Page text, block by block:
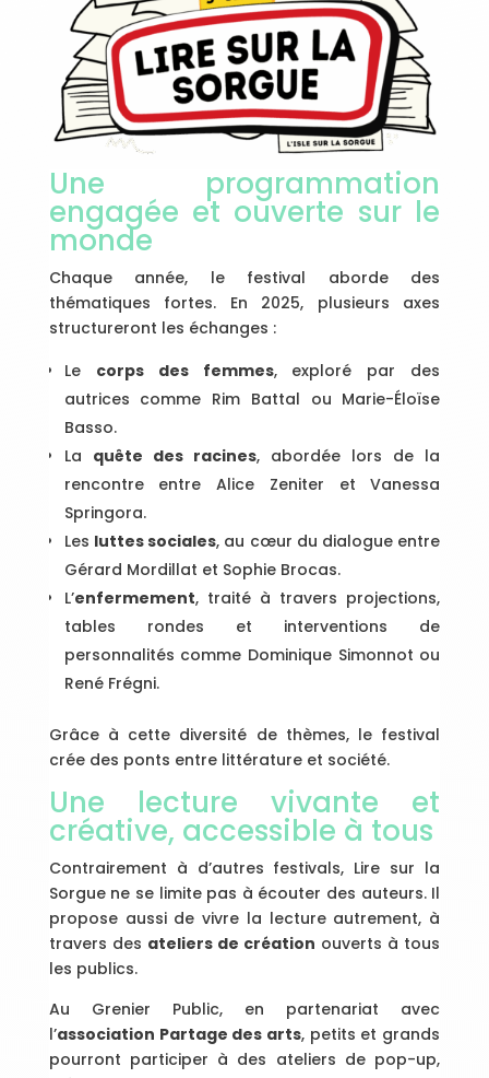
Une programmation
engagée et ouverte sur le
monde
Chaque année, le festival aborde des
thématiques fortes. En 2025, plusieurs axes
structureront les échanges :
Le corps des femmes, exploré par des
autrices comme Rim Battal ou Marie-Éloïse
Basso.
La quête des racines, abordée lors de la
rencontre entre Alice Zeniter et Vanessa
Springora.
Les luttes sociales, au cœur du dialogue entre
Gérard Mordillat et Sophie Brocas.
L’enfermement, traité à travers projections,
tables rondes et interventions de
personnalités comme Dominique Simonnot ou
René Frégni.
Grâce à cette diversité de thèmes, le festival
crée des ponts entre littérature et société.
Une lecture vivante et
créative, accessible à tous
Contrairement à d’autres festivals, Lire sur la
Sorgue ne se limite pas à écouter des auteurs. Il
propose aussi de vivre la lecture autrement, à
travers des ateliers de création ouverts à tous
les publics.
Au Grenier Public, en partenariat avec
l’association Partage des arts, petits et grands
pourront participer à des ateliers de pop-up,